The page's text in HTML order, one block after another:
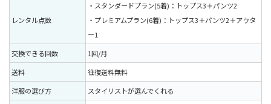
レンタル点数
・スタンダードプラン(5着)：トップス3＋パンツ2
・プレミアムプラン(6着)：トップス3＋パンツ2＋アウタ
ー1
交換できる回数
1回/月
送料
往復送料無料
洋服の選び方
スタイリストが選んでくれる